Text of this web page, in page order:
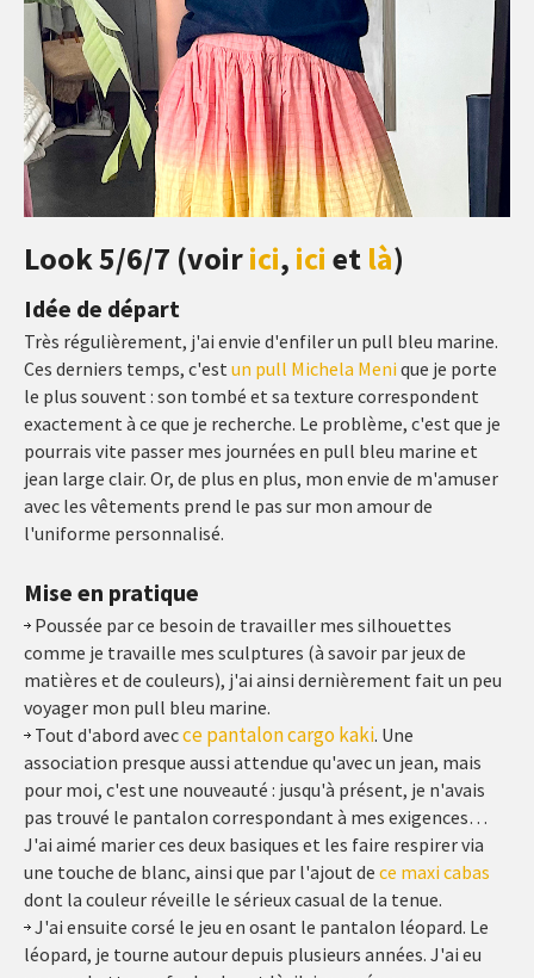
Look 5/6/7 (voirici, ici et là)
Idée de départ
Très régulièrement, j'ai envie d'enfiler un pull bleu marine.
Ces derniers temps, c'est un pull Michela Meni que je porte
le plus souvent : son tombé et sa texture correspondent
exactement à ce que je recherche. Le problème, c'est que je
pourrais vite passer mes journées en pull bleu marine et
jean large clair. Or, de plus en plus, mon envie de m'amuser
avec les vêtements prend le pas sur mon amour de
l'uniforme personnalisé.
Mise en pratique
Poussée par ce besoin de travailler mes silhouettes
comme je travaille mes sculptures (à savoir par jeux de
matières et de couleurs), j'ai ainsi dernièrement fait un peu
voyager mon pull bleu marine.
Tout d'abord avecce pantalon cargo kaki. Une
association presque aussi attendue qu'avec un jean, mais
pour moi, c'est une nouveauté : jusqu'à présent, je n'avais
pas trouvé le pantalon correspondant à mes exigences…
J'ai aimé marier ces deux basiques et les faire respirer via
une touche de blanc, ainsi que par l'ajout de ce maxi cabas
dont la couleur réveille le sérieux casual de la tenue.
J'ai ensuite corsé le jeu en osant le pantalon léopard. Le
léopard, je tourne autour depuis plusieurs années. J'ai eu